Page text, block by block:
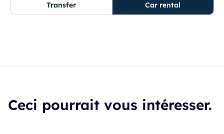
Transfer Car rental
Ceci pourrait vous intéresser.